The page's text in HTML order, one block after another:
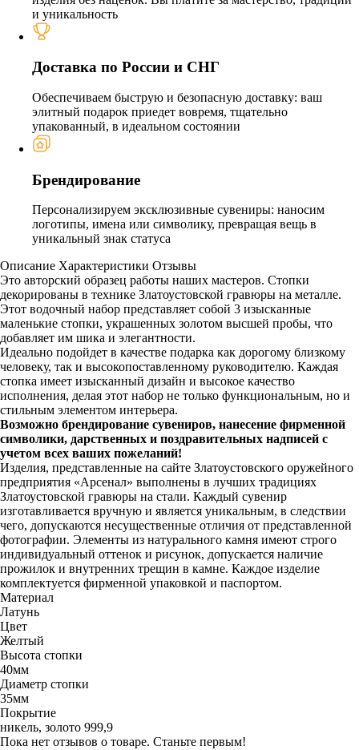
и уникальность
Доставка по России и СНГ
Обеспечиваем быструю и безопасную доставку: ваш
элитный подарок приедет вовремя, тщательно
упакованный, в идеальном состоянии
Брендирование
Персонализируем эксклюзивные сувениры: наносим
логотипы, имена или символику, превращая вещь в
уникальный знак статуса
Описание Характеристики Отзывы
Это авторский образец работы наших мастеров. Стопки
декорированы в технике Златоустовской гравюры на металле.
Этот водочный набор представляет собой 3 изысканные
маленькие стопки, украшенных золотом высшей пробы, что
добавляет им шика и элегантности.
Идеально подойдет в качестве подарка как дорогому близкому
человеку, так и высокопоставленному руководителю. Каждая
стопка имеет изысканный дизайн и высокое качество
исполнения, делая этот набор не только функциональным, но и
стильным элементом интерьера.
Возможно брендирование сувениров, нанесение фирменной
символики, дарственных и поздравительных надписей с
учетом всех ваших пожеланий!
Изделия, представленные на сайте Златоустовского оружейного
предприятия «Арсенал» выполнены в лучших традициях
Златоустовской гравюры на стали. Каждый сувенир
изготавливается вручную и является уникальным, в следствии
чего, допускаются несущественные отличия от представленной
фотографии. Элементы из натурального камня имеют строго
индивидуальный оттенок и рисунок, допускается наличие
прожилок и внутренних трещин в камне. Каждое изделие
комплектуется фирменной упаковкой и паспортом.
Материал
Латунь
Цвет
Желтый
Высота стопки
40мм
Диаметр стопки
35мм
Покрытие
никель, золото 999,9
Пока нет отзывов о товаре. Станьте первым!